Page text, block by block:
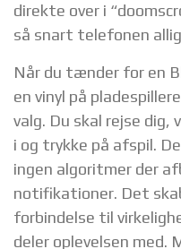
direkte over i
så snart telefonen
Når du tænder for en
en vinyl på
valg. Du skal rejse
i og trykke på afspil.
ingen algoritmer der
notifikationer. Det
forbindelse til
deler oplevelsen med.